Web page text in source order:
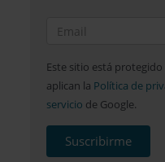
Este sitio está protegido
aplican la Política de
servicio de Google.
Suscribirme